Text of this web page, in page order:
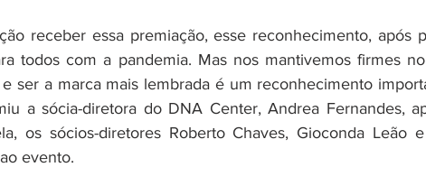
receber essa premiação, esse reconhecimento, após
todos com a pandemia. Mas nos mantivemos firmes
ser a marca mais lembrada é um reconhecimento
a sócia-diretora do DNA Center, Andrea Fernandes,
os sócios-diretores Roberto Chaves, Gioconda Leão
evento.